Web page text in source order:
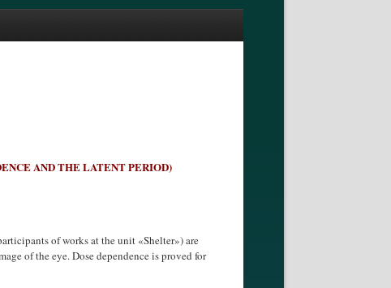
AND THE LATENT PERIOD)
of works at the unit «Shelter») are
of the eye. Dose dependence is proved for